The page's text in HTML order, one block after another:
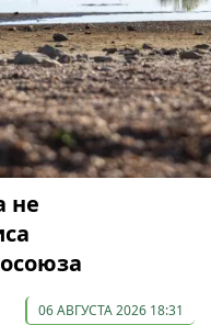
не
06 АВГУСТА 2026 18:31